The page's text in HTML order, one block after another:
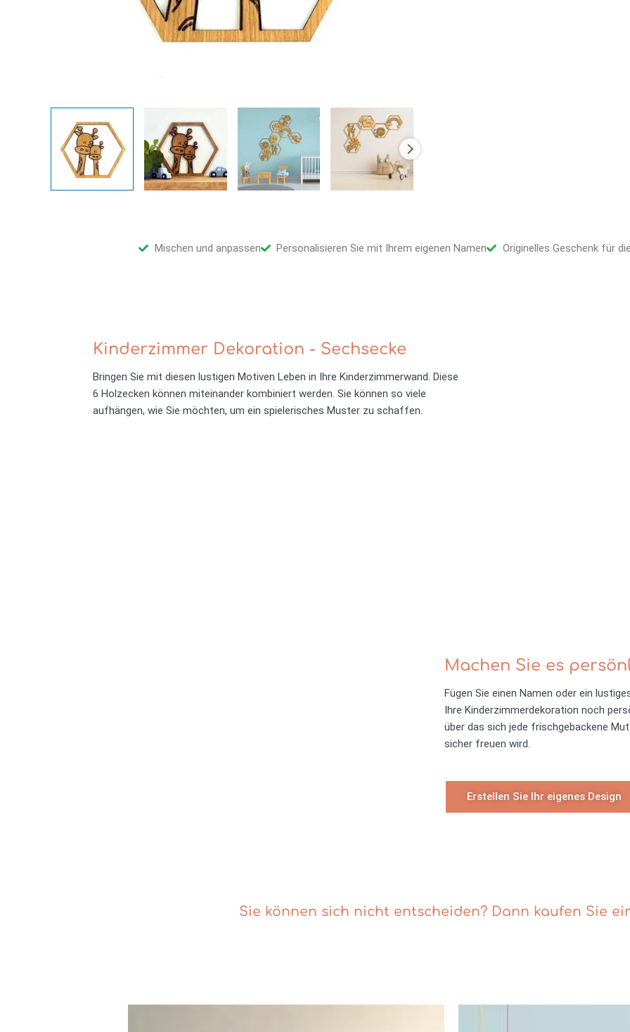
Mischen und anpassen Personalisieren Sie mit Ihrem eigenen Namen Originelles Geschenk für
Kinderzimmer Dekoration - Sechsecke
Bringen Sie mit diesen lustigen Motiven Leben in Ihre Kinderzimmerwand. Diese
6 Holzecken können miteinander kombiniert werden. Sie können so viele
aufhängen, wie Sie möchten, um ein spielerisches Muster zu schaffen.
Machen Sie es
Fügen Sie einen Namen oder ein
Ihre Kinderzimmerdekoration noch
über das sich jede frischgebackene
sicher freuen wird.
Erstellen Sie Ihr eigenes Design
Sie können sich nicht entscheiden? Dann kaufen Sie